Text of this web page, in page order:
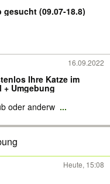
(09.07-18.8)
16.09.2022
Ihre Katze im
+ Umgebung
oder anderw ...
Heute, 15:08